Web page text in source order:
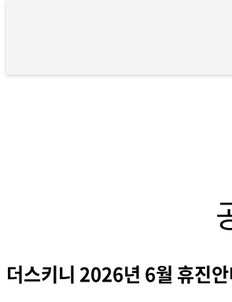
더스키니 2026년 6월 휴진